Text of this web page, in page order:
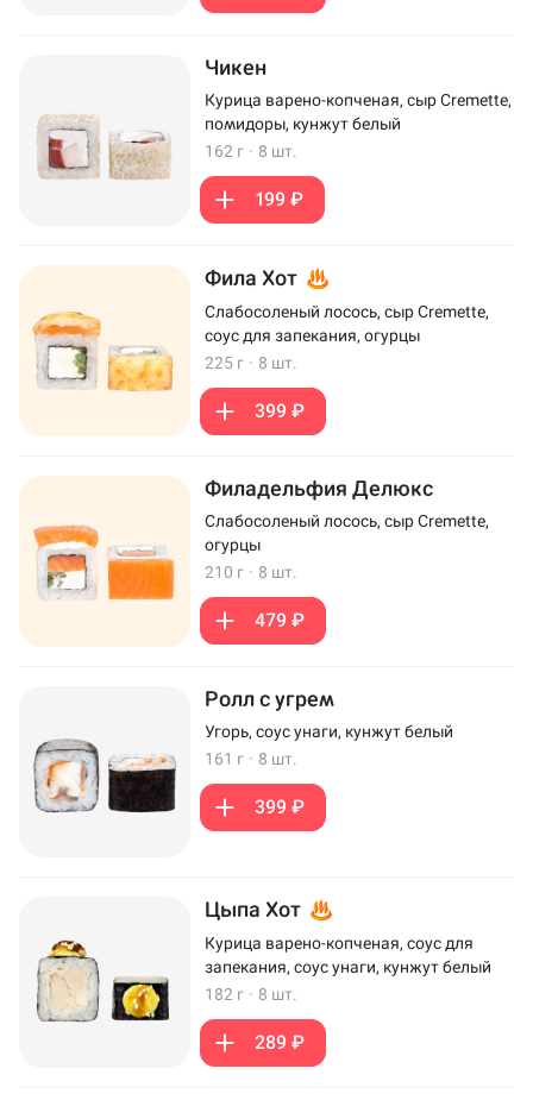
Чикен
Курица варено-копченая, сыр Cremette,
помидоры, кунжут белый
162 г · 8 шт.
199 ₽
Фила Хот
Слабосоленый лосось, сыр Cremette,
соус для запекания, огурцы
225 г · 8 шт.
399 ₽
Филадельфия Делюкс
Слабосоленый лосось, сыр Cremette,
огурцы
210 г · 8 шт.
479 ₽
Ролл с угрем
Угорь, соус унаги, кунжут белый
161 г · 8 шт.
399 ₽
Цыпа Хот
Курица варено-копченая, соус для
запекания, соус унаги, кунжут белый
182 г · 8 шт.
289 ₽